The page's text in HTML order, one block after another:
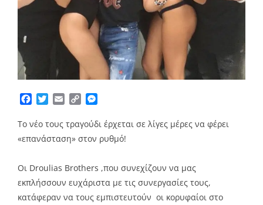
Facebook
TwitterEmailCopy
Το νέο τους τραγούδι έρχεται σε λίγες μέρες να φέρει
«επανάσταση» στον ρυθμό!
Οι Droulias Brothers ,που συνεχίζουν να μας
εκπλήσσουν ευχάριστα με τις συνεργασίες τους,
κατάφεραν να τους εμπιστευτούν οι κορυφαίοι στο